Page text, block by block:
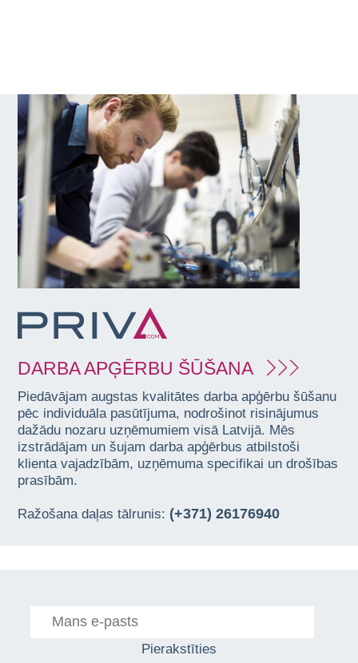
DARBA APĢĒRBU ŠŪŠANA
Piedāvājam augstas kvalitātes darba apģērbu šūšanu
pēc individuāla pasūtījuma, nodrošinot risinājumus
dažādu nozaru uzņēmumiem visā Latvijā. Mēs
izstrādājam un šujam darba apģērbus atbilstoši
klienta vajadzībām, uzņēmuma specifikai un drošības
prasībām.
Ražošana daļas tālrunis: (+371) 26176940
Pierakstīties